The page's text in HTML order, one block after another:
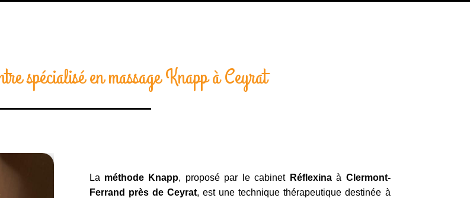
spécialisé en massage Knapp à Ceyrat
La méthode Knapp, proposé par le cabinet Réflexinaà Clermont-
Ferrand près de Ceyrat, est une technique thérapeutique destinée à